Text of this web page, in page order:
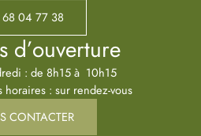
04 77 38
d’ouverture
: de 8h15 à 10h15
horaires : sur rendez-vous
CONTACTER